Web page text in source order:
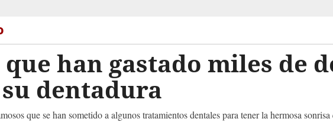
que han gastado miles de
dentadura
que se han sometido a algunos tratamientos dentales para tener la hermosa